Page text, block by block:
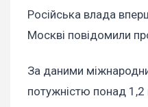
Російська влада
Москві повідомили
За даними
потужністю понад 1,2